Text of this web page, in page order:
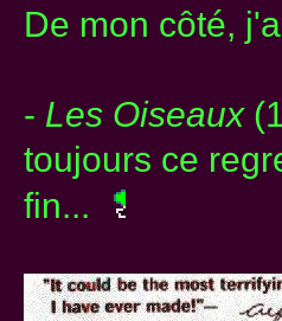
De mon côté,
- Les Oiseaux
toujours ce
fin...